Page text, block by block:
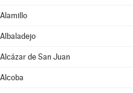
Alamillo
Albaladejo
Alcázar de San Juan
Alcoba